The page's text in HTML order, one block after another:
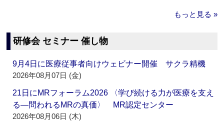
もっと見る »
研修会 セミナー 催し物
9月4日に医療従事者向けウェビナー開催 サクラ精機
2026年08月07日 (金)
21日にMRフォーラム2026 〈学び続ける力が医療を支え
る―問われるMRの真価〉 MR認定センター
2026年08月06日 (木)